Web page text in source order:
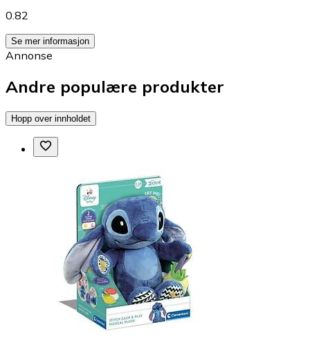
0.82
Se mer informasjon
Annonse
Andre populære produkter
Hopp over innholdet